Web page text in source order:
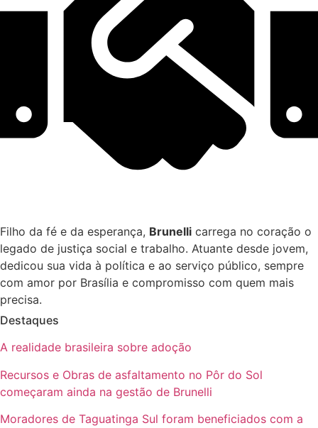
Filho da fé e da esperança, Brunelli carrega no coração o
legado de justiça social e trabalho. Atuante desde jovem,
dedicou sua vida à política e ao serviço público, sempre
com amor por Brasília e compromisso com quem mais
precisa.
Destaques
A realidade brasileira sobre adoção
Recursos e Obras de asfaltamento no Pôr do Sol
começaram ainda na gestão de Brunelli
Moradores de Taguatinga Sul foram beneficiados com a